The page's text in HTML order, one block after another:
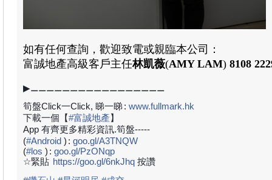
如有任何查詢，歡迎致電或親臨本公司：
富誠地產高級客戶主任林凱薇(AMY LAM) 8108
▶⚊⚊⚊⚊⚊⚊⚊⚊⚊⚊⚊⚊⚊⚊⚊⚊⚊
筍盤Click一Click, 睇一睇: www.fullmark.hk
下載一個【#富誠地產】
App 有齊更多精彩資訊.筍盤-----
(#Android ) : goo.gl/A3TNQW
(#los ) : goo.gl/PzONqp
☆緊貼 https://goo.gl/6nkJhq 按讚